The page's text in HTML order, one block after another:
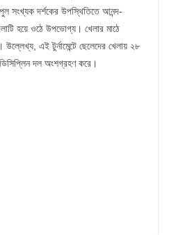
সংখ্যক দর্শকের উপস্থিতিতে আনন্দ-
হয়ে ওঠে উপভোগ্য। খেলার মাঠে
এই টুর্নামেন্টে ছেলেদের খেলায় ২৮
দল অংশগ্রহণ করে।